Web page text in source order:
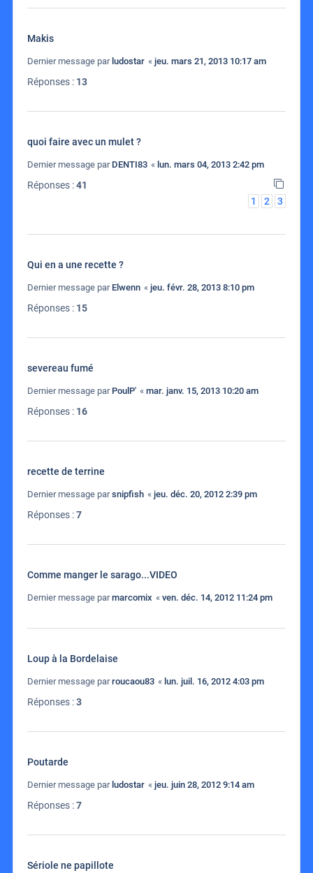
Makis
Dernier message par ludostar « jeu. mars 21, 2013 10:17 am
Réponses : 13
quoi faire avec un mulet ?
Dernier message par DENTI83 « lun. mars 04, 2013 2:42 pm
Réponses :41
1
2 3
Qui en a une recette ?
Dernier message par Elwenn « jeu. févr. 28, 2013 8:10 pm
Réponses : 15
severeau fumé
Dernier message par PoulP' « mar. janv. 15, 2013 10:20 am
Réponses : 16
recette de terrine
Dernier message parsnipfish « jeu. déc. 20, 2012 2:39 pm
Réponses :7
Comme manger le sarago...VIDEO
Dernier message parmarcomix « ven. déc. 14, 2012 11:24 pm
Loup à la Bordelaise
Dernier message parroucaou83 « lun. juil. 16, 2012 4:03 pm
Réponses :3
Poutarde
Dernier message par ludostar « jeu. juin 28, 2012 9:14 am
Réponses :7
Sériole ne papillote